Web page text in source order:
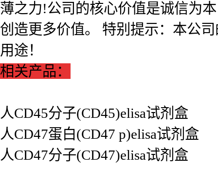
薄之力!公司的核心价值是诚信为
创造更多价值。 特别提示：本公
用途！
相关产品：
人CD45分子(CD45)elisa试剂盒
人CD47蛋白(CD47 p)elisa试剂盒
人CD47分子(CD47)elisa试剂盒